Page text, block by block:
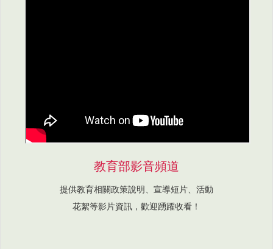
教育部影音頻道
提供教育相關政策說明、宣導短片、活動
花絮等影片資訊，歡迎踴躍收看！